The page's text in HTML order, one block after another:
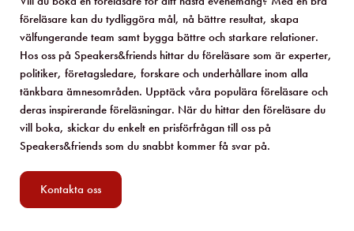
föreläsare kan du tydliggöra mål, nå bättre resultat, skapa
välfungerande team samt bygga bättre och starkare relationer.
Hos oss på Speakers&friends hittar du föreläsare som är experter,
politiker, företagsledare, forskare och underhållare inom alla
tänkbara ämnesområden. Upptäck våra populära föreläsare och
deras inspirerande föreläsningar. När du hittar den föreläsare du
vill boka, skickar du enkelt en prisförfrågan till oss på
Speakers&friends som du snabbt kommer få svar på.
Kontakta oss